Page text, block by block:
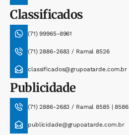
Classificados
(71) 99965-8961
(71) 2886-2683 / Ramal 8526
classificados@grupoatarde.com.br
Publicidade
(71) 2886-2683 / Ramal 8585 | 8586
publicidade@grupoatarde.com.br